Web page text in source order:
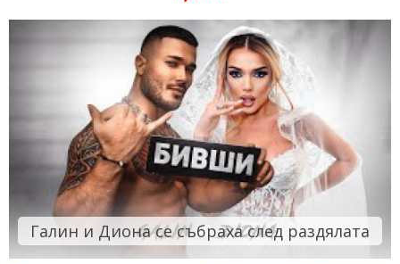
Галин и Диона се събраха след раздялата